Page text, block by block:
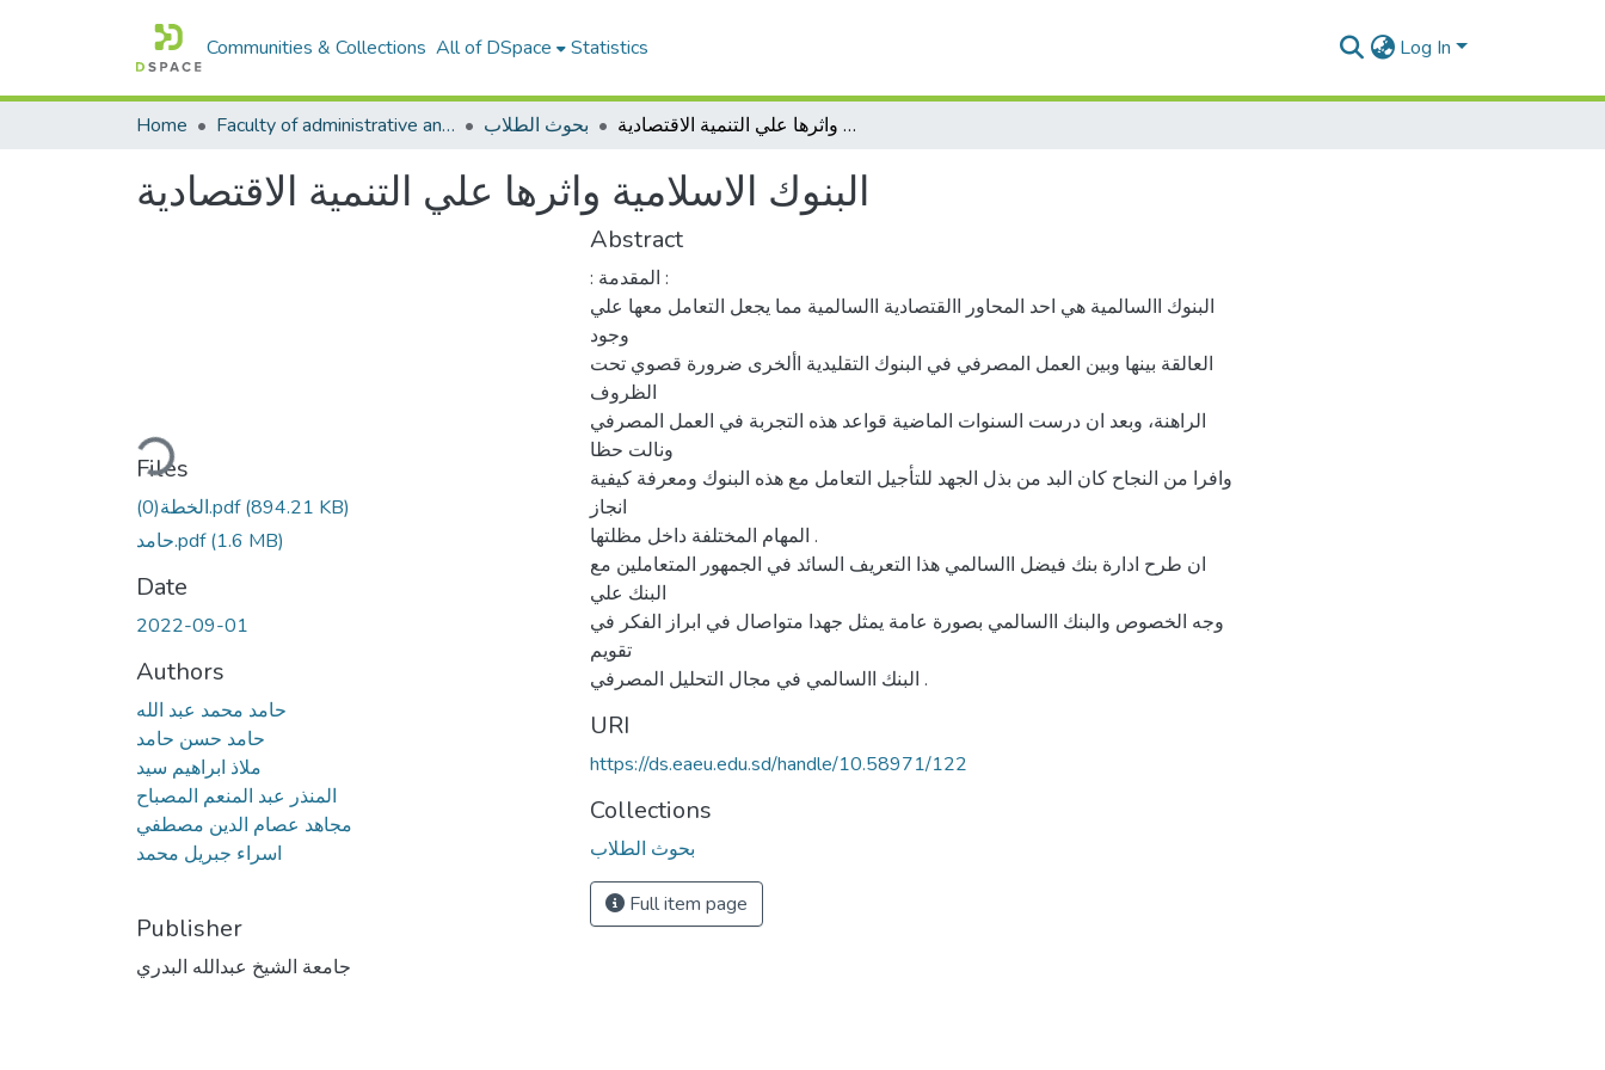
Communities & Collections All of DSpace Statistics Log In
Home Faculty of administrative and economic sciences كليةالعلوم الادارية والاقتصادية بحوث الطلاب البنوك الاسلامية واثرها علي التنمية الاقتصادية
البنوك الاسلامية واثرها علي التنمية الاقتصادية
Loading...
Files
الخطة(0).pdf(894.21 KB)
حامد.pdf(1.6 MB)
Date
2022-09-01
Authors
حامد محمد عبد الله
حامد حسن حامد
ملاذ ابراهيم سيد
المنذر عبد المنعم المصباح
مجاهد عصام الدين مصطفي
اسراء جبريل محمد
Publisher
جامعة الشيخ عبدالله البدري
Abstract
: المقدمة :
البنوك االسالمية هي احد المحاور االقتصادية االسالمية مما يجعل التعامل معها علي
وجود
العالقة بينها وبين العمل المصرفي في البنوك التقليدية األخرى ضرورة قصوي تحت
الظروف
الراهنة، وبعد ان درست السنوات الماضية قواعد هذه التجربة في العمل المصرفي
ونالت حظا
وافرا من النجاح كان البد من بذل الجهد للتأجيل التعامل مع هذه البنوك ومعرفة كيفية
انجاز
المهام المختلفة داخل مظلتها .
ان طرح ادارة بنك فيضل االسالمي هذا التعريف السائد في الجمهور المتعاملين مع
البنك علي
وجه الخصوص والبنك االسالمي بصورة عامة يمثل جهدا متواصال في ابراز الفكر في
تقويم
البنك االسالمي في مجال التحليل المصرفي .
URI
https://ds.eaeu.edu.sd/handle/10.58971/122
Collections
بحوث الطلاب
Full item page